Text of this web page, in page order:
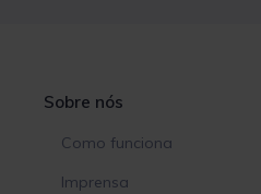
Sobre nós
Como funciona
Imprensa